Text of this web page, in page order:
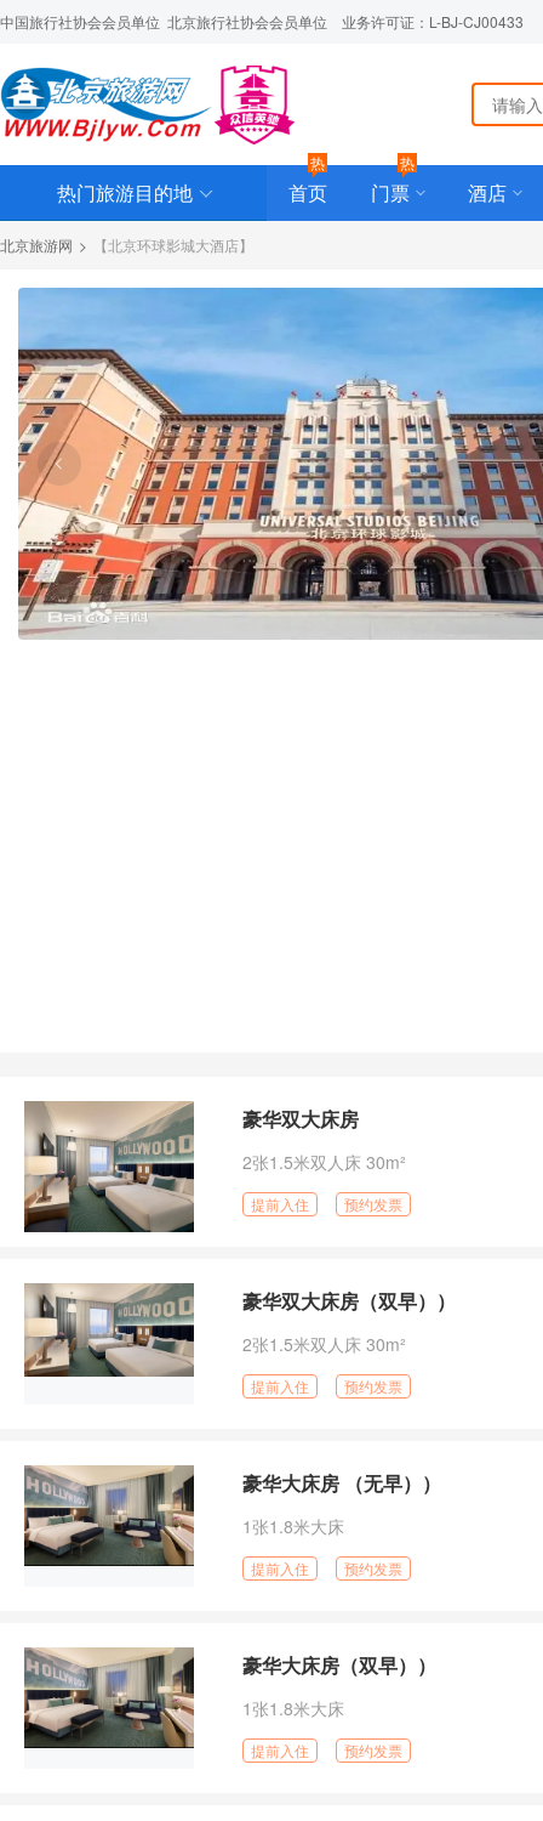
中国旅行社协会会员单位  北京旅行社协会会员单位    业务许可证：L-BJ-CJ00433
热门旅游目的地 首页
热
门票
热
酒店
北京旅游网 > 【北京环球影城大酒店】
豪华双大床房
2张1.5米双人床 30m²
提前入住 预约发票
豪华双大床房（双早））
2张1.5米双人床 30m²
提前入住 预约发票
豪华大床房 （无早））
1张1.8米大床
提前入住 预约发票
豪华大床房（双早））
1张1.8米大床
提前入住 预约发票